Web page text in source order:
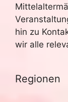
hin zu
wir alle
Regionen